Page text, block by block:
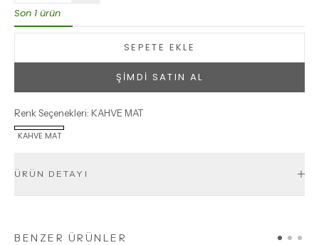
Son 1 ürün
SEPETE EKLE
ŞİMDİ SATIN AL
Renk Seçenekleri: KAHVE MAT
KAHVE MAT
ÜRÜN DETAYI
BENZER ÜRÜNLER